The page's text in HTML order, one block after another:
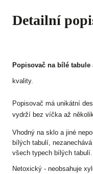
Detailní
Popisovač na bílé
kvality.
Popisovač má unikátní
vydrží bez víčka až
Vhodný na sklo a jiné
bílých tabulí,
všech typech bílých tabulí.
Netoxický - neobsahuje